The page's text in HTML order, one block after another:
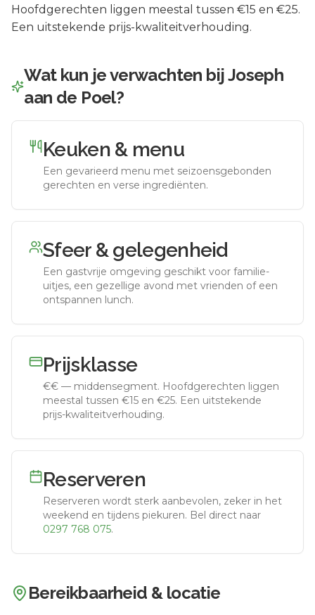
Hoofdgerechten liggen meestal tussen €15 en €25.
Een uitstekende prijs-kwaliteitverhouding.
Wat kun je verwachten bijJoseph
aan de Poel?
Keuken & menu
Een gevarieerd menu met seizoensgebonden
gerechten en verse ingrediënten.
Sfeer & gelegenheid
Een gastvrije omgeving geschikt voor familie-
uitjes, een gezellige avond met vrienden of een
ontspannen lunch.
Prijsklasse
€€ — middensegment. Hoofdgerechten liggen
meestal tussen €15 en €25. Een uitstekende
prijs-kwaliteitverhouding.
Reserveren
Reserveren wordt sterk aanbevolen, zeker in het
weekend en tijdens piekuren. Bel direct naar
0297 768 075.
Bereikbaarheid & locatie